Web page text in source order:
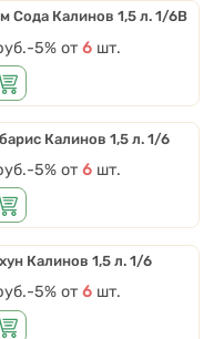
Сода Калинов 1,5 л. 1/6В
Скидки от количества
-5% от6 шт.
Калинов 1,5 л. 1/6
Скидки от количества
-5% от6 шт.
Калинов 1,5 л. 1/6
Скидки от количества
-5% от6 шт.